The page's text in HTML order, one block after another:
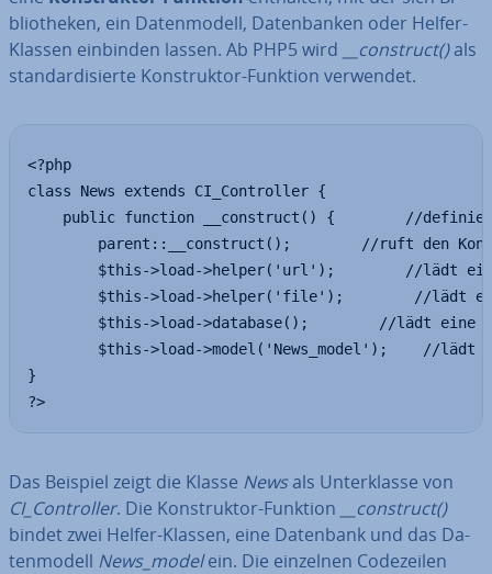
blio­the­ken, ein Da­ten­mo­dell, Da­ten­ban­ken oder Helfer-
Klassen einbinden lassen. Ab PHP5 wird
__construct()als
stan­dar­di­sier­te Kon­struk­tor-Funktion verwendet.
<?php
class News extends CI_Controller {
public function __construct() {        //
parent::__construct();        //ruft den
$this->load->helper('url');        //lädt
$this->load->helper('file');        //lädt
$this->load->database();        //lädt eine
$this->load->model('News_model');    //lädt
}
?>
Das Beispiel zeigt die Klasse Newsals Un­ter­klas­se von
CI_Con­trol­ler. Die Kon­struk­tor-Funktion
__construct()
bindet zwei Helfer-Klassen, eine Datenbank und das Da­
ten­mo­dell News_modelein. Die einzelnen Code­zei­len